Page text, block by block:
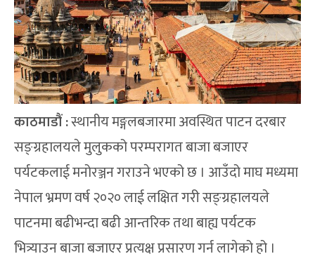
काठमाडौं :स्थानीय मङ्गलबजारमा अवस्थित पाटन दरबार
सङ्ग्रहालयले मुलुकको परम्परागत बाजा बजाएर
पर्यटकलाई मनोरञ्जन गराउने भएको छ । आउँदो माघ मध्यमा
नेपाल भ्रमण वर्ष २०२० लाई लक्षित गरी सङ्ग्रहालयले
पाटनमा बढीभन्दा बढी आन्तरिक तथा बाह्य पर्यटक
भित्र्याउन बाजा बजाएर प्रत्यक्ष प्रसारण गर्न लागेको हो ।